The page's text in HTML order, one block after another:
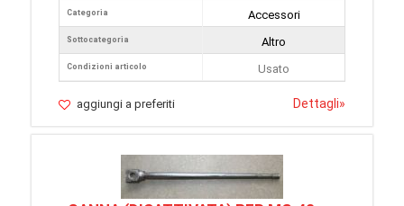
Categoria
Sottocategoria
Condizioni articolo
Accessori
Altro
Usato
aggiungi a preferiti Dettagli»